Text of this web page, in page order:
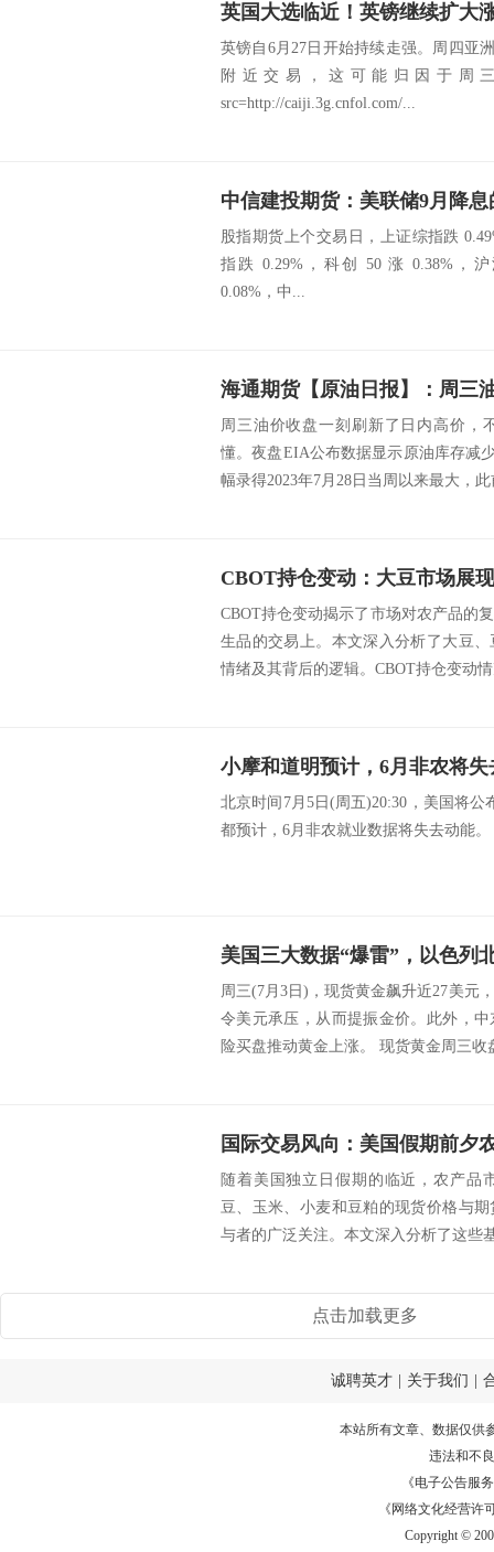
英国大选临近！英镑继续扩大
英镑自6月27日开始持续走强。周四亚
附近交易，这可能归因于周
src=http://caiji.3g.cnfol.com/...
中信建投期货：美联储9月降
股指期货上个交易日，上证综指跌
指跌 0.29%，科创 50 涨 0.38%，
0.08%，中...
周三油价收盘一刻刷新了日内高价，
懂。夜盘EIA公布数据显示原油库存减
幅录得2023年7月28日当周以来最大，
CBOT持仓变动揭示了市场对农产品的
生品的交易上。本文深入分析了大豆
情绪及其背后的逻辑。CBOT持仓变动
小摩和道明预计，6月非农将
北京时间7月5日(周五)20:30，美国将
都预计，6月非农就业数据将失去动能。
周三(7月3日)，现货黄金飙升近27美元
令美元承压，从而提振金价。此外，
险买盘推动黄金上涨。 现货黄金周三收
随着美国独立日假期的临近，农产品
豆、玉米、小麦和豆粕的现货价格与
与者的广泛关注。本文深入分析了这些
点击加载更多
诚聘英才 关于我们
本站所有文章、数据仅供
违法和不
《电子公告服务
《网络文化经营许
Copyright ©